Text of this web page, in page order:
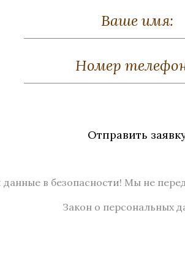
Отправить
в безопасности! Мы не
Закон о персональных